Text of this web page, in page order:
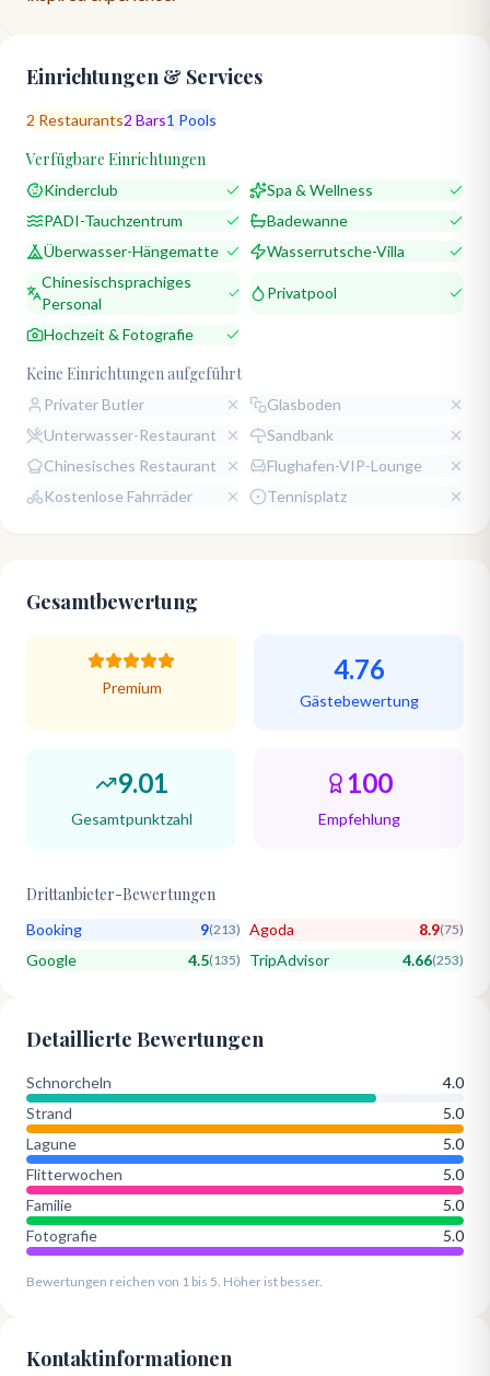
Einrichtungen & Services
2 Restaurants2 Bars1 Pools
Verfügbare Einrichtungen
Kinderclub
Spa & Wellness
PADI-Tauchzentrum
Badewanne
Überwasser-Hängematte
Wasserrutsche-Villa
Chinesischsprachiges
Personal
Privatpool
Hochzeit & Fotografie
Keine Einrichtungen aufgeführt
Privater Butler
Glasboden
Unterwasser-Restaurant
Sandbank
Chinesisches Restaurant
Flughafen-VIP-Lounge
Kostenlose Fahrräder
Tennisplatz
Gesamtbewertung
Premium
4.76
Gästebewertung
9.01
Gesamtpunktzahl
100
Empfehlung
Drittanbieter-Bewertungen
Booking 9(213) Agoda 8.9(75)
Google 4.5(135) TripAdvisor 4.66(253)
Detaillierte Bewertungen
Schnorcheln
4.0
Strand
5.0
Lagune
5.0
Flitterwochen
5.0
Familie
5.0
Fotografie
5.0
Bewertungen reichen von 1 bis 5. Höher ist besser.
Kontaktinformationen